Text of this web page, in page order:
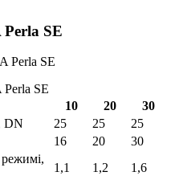
SE
SE
10 20
30
DN
25 25
25
16 20
30
1,1 1,2
1,6